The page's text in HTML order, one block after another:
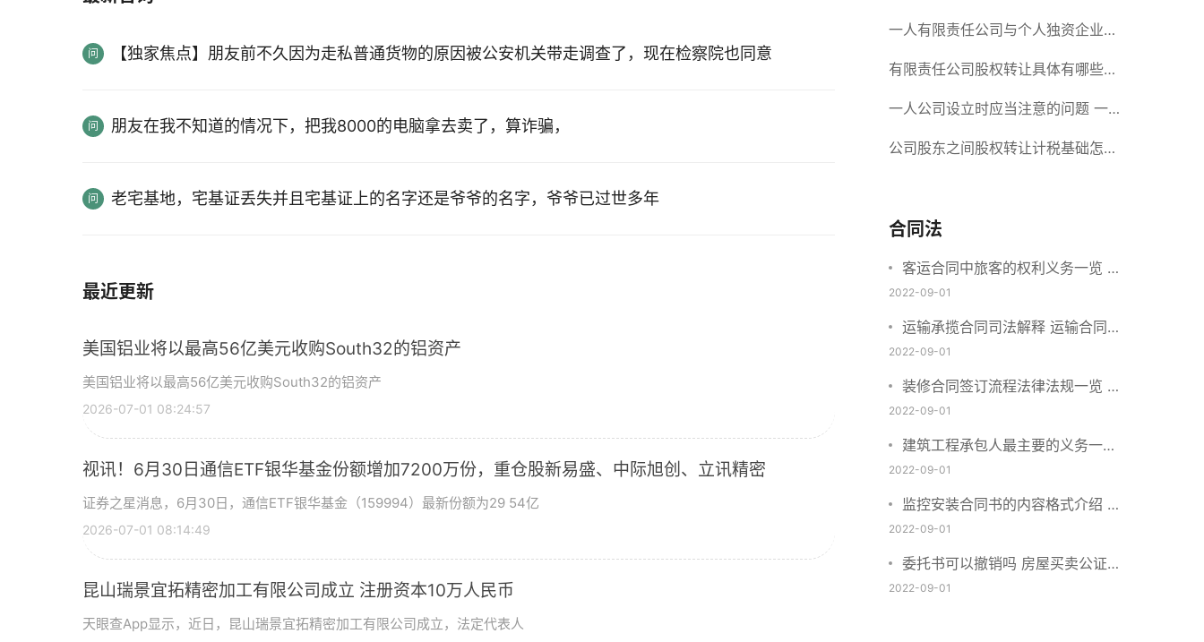
【独家焦点】朋友前不久因为走私普通货物的原因被公安机关带走调查了，现在检察院也同意
朋友在我不知道的情况下，把我8000的电脑拿去卖了，算诈骗，
老宅基地，宅基证丢失并且宅基证上的名字还是爷爷的名字，爷爷已过世多年
最近更新
美国铝业将以最高56亿美元收购South32的铝资产
美国铝业将以最高56亿美元收购South32的铝资产
2026-07-01 08:24:57
视讯！6月30日通信ETF银华基金份额增加7200万份，重仓股新易盛、中际旭创、立讯精密
证券之星消息，6月30日，通信ETF银华基金（159994）最新份额为29 54亿
2026-07-01 08:14:49
昆山瑞景宜拓精密加工有限公司成立 注册资本10万人民币
天眼查App显示，近日，昆山瑞景宜拓精密加工有限公司成立，法定代表人
融资券？一起来了解一下吧！
一人有限责任公司与个人独资企业的
区别 这些知识你都知道吗？
有限责任公司股权转让具体有哪些形
式？来了解下这五种形式
一人公司设立时应当注意的问题 一
人公司的特征
公司股东之间股权转让计税基础怎么
合什么要件？
合同法
客运合同中旅客的权利义务一览 主
要包括这些内容
2022-09-01
运输承揽合同司法解释 运输合同中
承运人的义务有哪些
2022-09-01
装修合同签订流程法律法规一览 律
师解答
2022-09-01
建筑工程承包人最主要的义务一览
承包合同内容介绍
2022-09-01
监控安装合同书的内容格式介绍 一
般包括这些条款
2022-09-01
委托书可以撤销吗 房屋买卖公证可
否撤销
2022-09-01